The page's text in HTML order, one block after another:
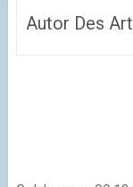
Autor Des